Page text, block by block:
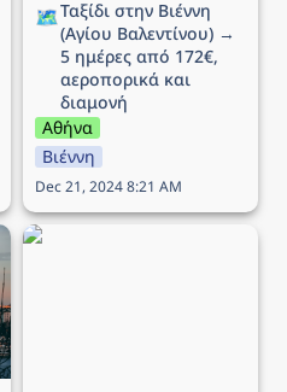
🗺️Ταξίδι στην Βιέννη
(Αγίου Βαλεντίνου) →
5 ημέρες από 172€,
αεροπορικά και
διαμονή
Αθήνα
Βιέννη
Dec 21, 2024 8:21 AM
Ταξίδι στην Νάπολη → 5